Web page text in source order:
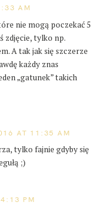
AM
nie mogą poczekać 5
zdjęcie, tylko np.
A tak jak się szczerze
każdy znas
„gatunek” takich
AT 11:35 AM
tylko fajnie gdyby się
;)
PM